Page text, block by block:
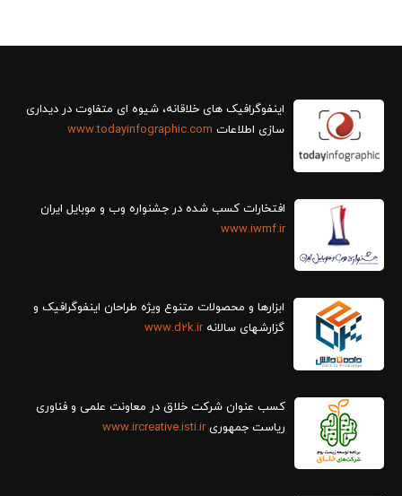
سازی اطلاعات www.todayinfographic.com
افتخارات کسب شده در جشنواره وب و موبایل ایران
www.iwmf.ir
ابزارها و محصولات متنوع ویژه طراحان اینفوگرافیک و
گزارش‎های سالانه
www.d2k.ir
کسب عنوان شرکت خلاق در معاونت علمی و فناوری
ریاست جمهوریwww.ircreative.isti.ir